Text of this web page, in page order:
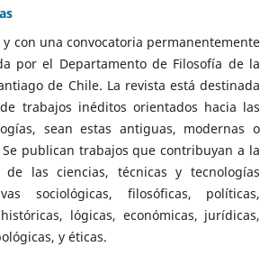
con una convocatoria permanentemente
por el Departamento de Filosofía de la
de Chile. La revista está destinada
trabajos inéditos orientados hacia las
sean estas antiguas, modernas o
publican trabajos que contribuyan a la
de las ciencias, técnicas y tecnologías
sociológicas, filosóficas, políticas,
lógicas, económicas, jurídicas,
y éticas.